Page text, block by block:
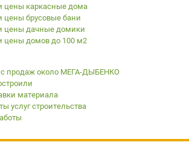
цены каркасные дома
цены брусовые бани
цены дачные домики
цены домов до 100 м2
продаж около МЕГА-ДЫБЕНКО
материала
услуг строительства